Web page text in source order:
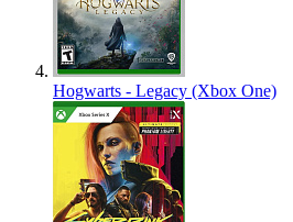
Hogwarts - Legacy (Xbox One)